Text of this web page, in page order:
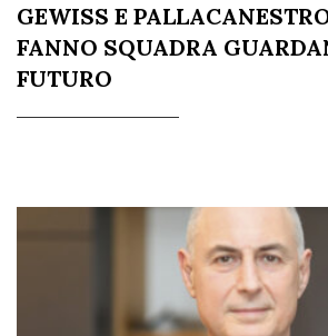
GEWISS E
FANNO SQUADRA
FUTURO